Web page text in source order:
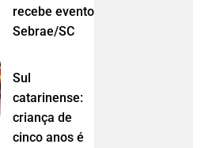
recebe evento do
Sebrae/SC
Sul
catarinense:
criança de
cinco anos é